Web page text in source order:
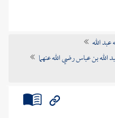
الله
الله بن عباس رضي الله عنهما